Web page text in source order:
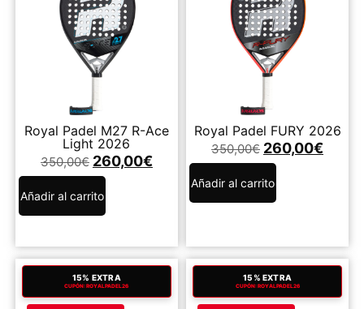
Royal Padel M27 R-Ace
Light 2026
350,00€ 260,00€
Añadir al carrito
Royal Padel FURY 2026
350,00€ 260,00€
Añadir al carrito
15% EXTRA
CUPÓN: ROYALPADEL26
15% EXTRA
CUPÓN: ROYALPADEL26